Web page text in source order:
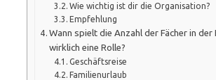
Wie wichtig ist dir die Organisation?
Empfehlung
Wann spielt die Anzahl der Fächer in der
wirklich eine Rolle?
Geschäftsreise
Familienurlaub